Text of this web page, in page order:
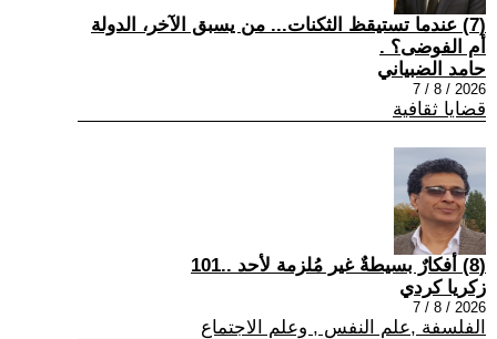
(7) عندما تستيقظ الثكنات... من يسبق الآخر، الدولة
أم الفوضى؟ .
حامد الضبياني
2026 / 8 / 7
قضايا ثقافية
(8) أفكارٌ بسيطةٌ غير مُلزمة لأحد ..101
زكريا كردي
2026 / 8 / 7
الفلسفة ,علم النفس , وعلم الاجتماع